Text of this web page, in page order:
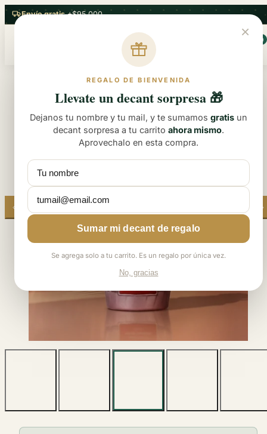
saltar
al
Envío gratis+$95.000
Ver
Ver
0
puedes
×
REGALO DE BIENVENIDA
Llevate un decant sorpresa 🎁
Dejanos tu nombre y tu mail, y te sumamos gratis un
decant sorpresa a tu carrito ahora mismo.
Aprovechalo en esta compra.
Sumar mi decant de regalo
Se agrega solo a tu carrito. Es un regalo por única vez.
No, gracias